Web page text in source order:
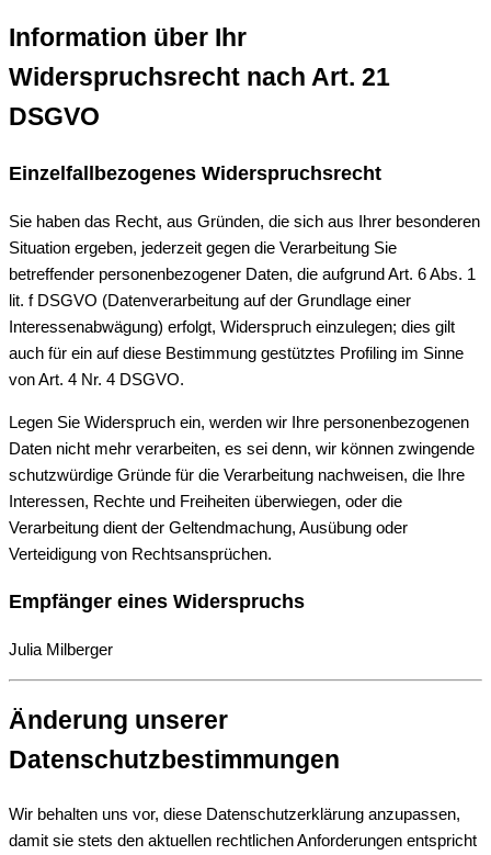
Information über Ihr
Widerspruchsrecht nach Art. 21
DSGVO
Einzelfallbezogenes Widerspruchsrecht
Sie haben das Recht, aus Gründen, die sich aus Ihrer besonderen
Situation ergeben, jederzeit gegen die Verarbeitung Sie
betreffender personenbezogener Daten, die aufgrund Art. 6 Abs. 1
lit. f DSGVO (Datenverarbeitung auf der Grundlage einer
Interessenabwägung) erfolgt, Widerspruch einzulegen; dies gilt
auch für ein auf diese Bestimmung gestütztes Profiling im Sinne
von Art. 4 Nr. 4 DSGVO.
Legen Sie Widerspruch ein, werden wir Ihre personenbezogenen
Daten nicht mehr verarbeiten, es sei denn, wir können zwingende
schutzwürdige Gründe für die Verarbeitung nachweisen, die Ihre
Interessen, Rechte und Freiheiten überwiegen, oder die
Verarbeitung dient der Geltendmachung, Ausübung oder
Verteidigung von Rechtsansprüchen.
Empfänger eines Widerspruchs
Julia Milberger
Änderung unserer
Datenschutzbestimmungen
Wir behalten uns vor, diese Datenschutzerklärung anzupassen,
damit sie stets den aktuellen rechtlichen Anforderungen entspricht